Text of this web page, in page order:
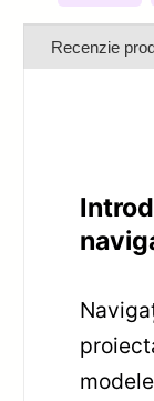
Recenzie